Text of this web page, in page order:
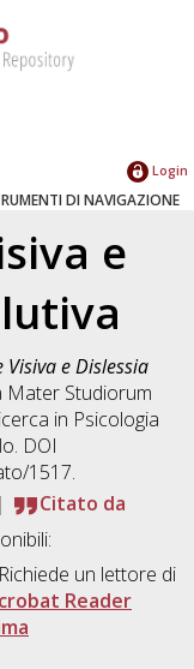
Login
DI NAVIGAZIONE
e
Visiva e Dislessia
Mater Studiorum
in Psicologia
DOI
1517.
Citato da
un lettore di
Reader